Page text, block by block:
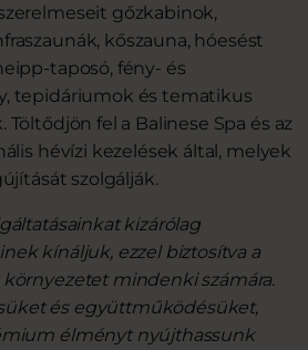
gőzkabinok,
kőszauna, hóesést
taposó, fény- és
tepidáriumok és tematikus
Töltődjön fel a Balinese Spa és az
hévízi kezelések által, melyek
szolgálják.
kizárólag
kínáljuk, ezzel biztosítva a
mindenki számára.
és együttműködésüket,
élményt nyújthassunk